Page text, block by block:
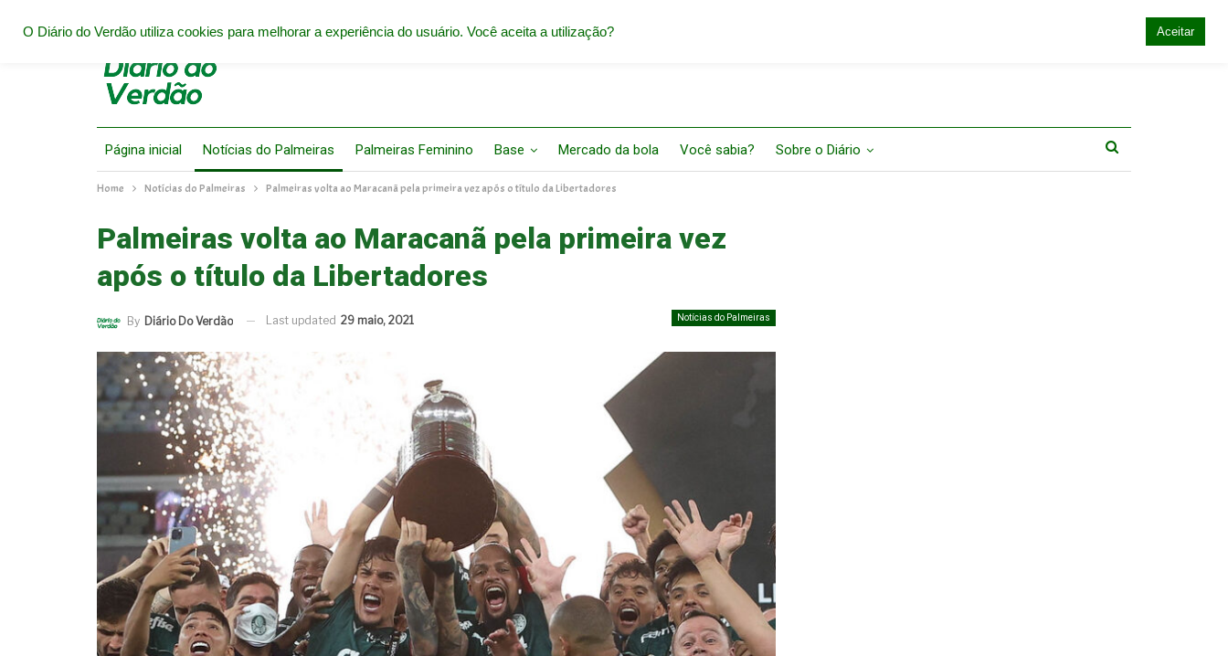
Página inicial Notícias do Palmeiras Palmeiras Feminino Base Mercado da bola Você sabia? Sobre o Diário
Home Notícias do Palmeiras Palmeiras volta ao Maracanã pela primeira vez após o título da Libertadores
Palmeiras volta ao Maracanã pela primeira vez
após o título da Libertadores
Notícias do Palmeiras
By Diário Do Verdão Last updated 29 maio, 2021
O Diário do Verdão utiliza cookies para melhorar a experiência do usuário. Você aceita a utilização? Aceitar